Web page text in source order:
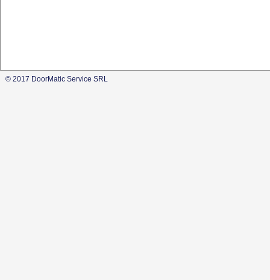
© 2017 DoorMatic Service SRL